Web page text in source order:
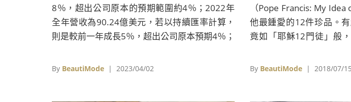
8％，超出公司原本的預期範圍約4％；2022年
全年營收為90.24億美元，若以持續匯率計算，
則是較前一年成長5％，超出公司原本預期4％；
8.97美元，高於原本預期的8.25美元。
By BeautiMode | 2023/04/02
（Pope Francis: My
他最鍾愛的12件珍品。
竟如「耶穌12門徒」般
的古埃及傑作「方尖碑」。
By BeautiMode | 2018/07/15